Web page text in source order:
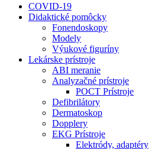
COVID-19
Didaktické pomôcky
Fonendoskopy
Modely
Výukové figuríny
Lekárske prístroje
ABI meranie
Analyzačné prístroje
POCT Prístroje
Defibrilátory
Dermatoskop
Dopplery
EKG Prístroje
Elektródy, adaptéry